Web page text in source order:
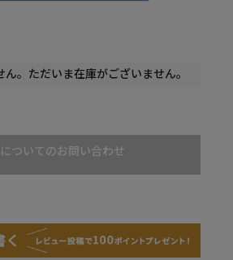
ん。ただいま在庫がございません。
ついてのお問い合わせ